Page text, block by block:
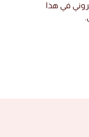
في هذا